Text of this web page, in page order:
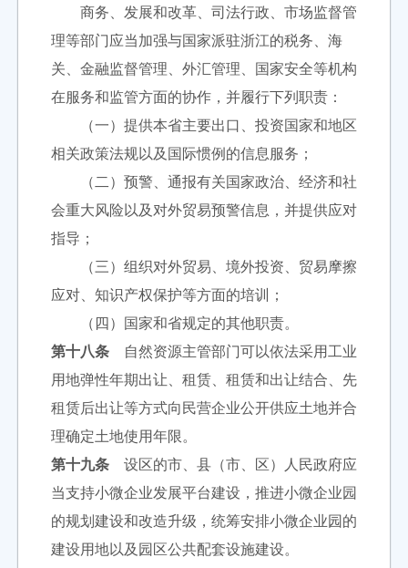
商务、发展和改革、司法行政、市场监督管
理等部门应当加强与国家派驻浙江的税务、海
关、金融监督管理、外汇管理、国家安全等机构
在服务和监管方面的协作，并履行下列职责：
（一）提供本省主要出口、投资国家和地区
相关政策法规以及国际惯例的信息服务；
（二）预警、通报有关国家政治、经济和社
会重大风险以及对外贸易预警信息，并提供应对
指导；
（三）组织对外贸易、境外投资、贸易摩擦
应对、知识产权保护等方面的培训；
（四）国家和省规定的其他职责。
第十八条 自然资源主管部门可以依法采用工业
用地弹性年期出让、租赁、租赁和出让结合、先
租赁后出让等方式向民营企业公开供应土地并合
理确定土地使用年限。
第十九条 设区的市、县（市、区）人民政府应
当支持小微企业发展平台建设，推进小微企业园
的规划建设和改造升级，统筹安排小微企业园的
建设用地以及园区公共配套设施建设。